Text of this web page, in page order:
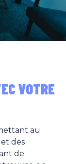
VOTRE
au
des
de